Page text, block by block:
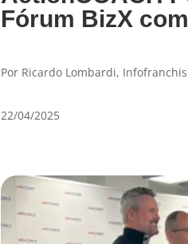
Fórum BizX
Por Ricardo Lombardi,
22/04/2025